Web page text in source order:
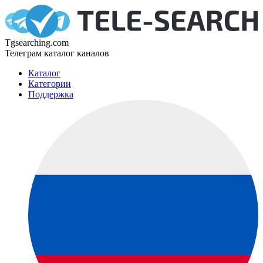
Tgsearching.com
Телеграм каталог каналов
Каталог
Категории
Поддержка